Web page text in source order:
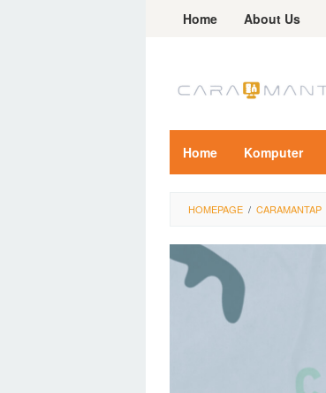
Home About Us
Home Komputer
HOMEPAGE / CARAMANTAP